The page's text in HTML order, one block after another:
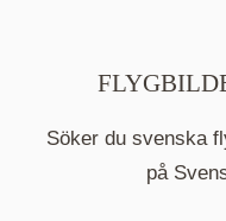
Söker du svenska
på